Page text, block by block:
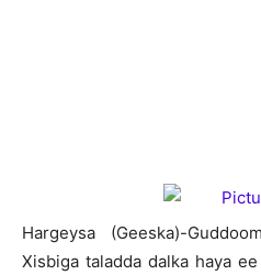
Hargeysa (Geeska)-
Xisbiga taladda dalka haya